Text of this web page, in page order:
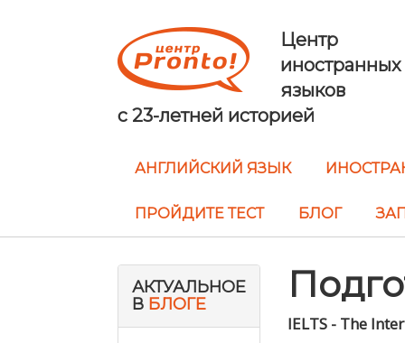
Центр
иностранных
языков
с 23-летней историей
АНГЛИЙСКИЙ ЯЗЫК
ПРОЙДИТЕ ТЕСТ БЛОГ
АКТУАЛЬНОЕ
В БЛОГЕ
IELTS - The